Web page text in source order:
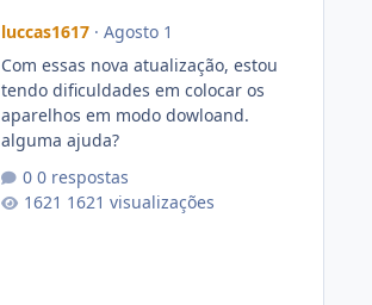
luccas1617· Agosto 1
Com essas nova atualização, estou
tendo dificuldades em colocar os
aparelhos em modo dowloand.
alguma ajuda?
0 respostas
1621 visualizações